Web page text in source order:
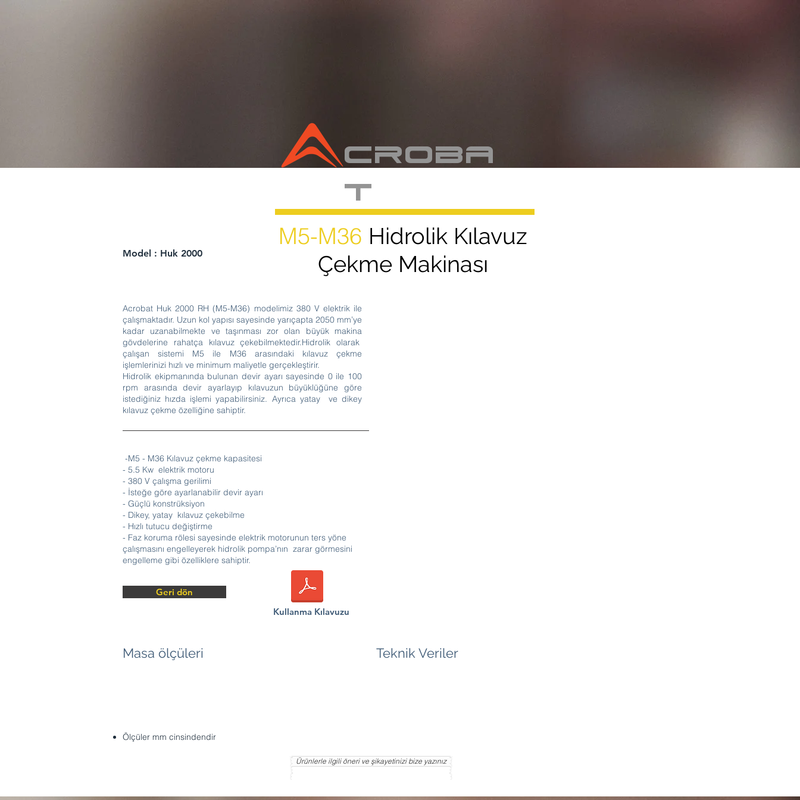
CROBA
T
M5-M36 Hidrolik Kılavuz
Çekme Makinası
Acrobat Huk 2000 RH (M5-M36) modelimiz 380 V elektrik ile
çalışmaktadır. Uzun kol yapısı sayesinde yarıçapta 2050 mm’ye
kadar uzanabilmekte ve taşınması zor olan büyük makina
gövdelerine rahatça kılavuz çekebilmektedir.Hidrolik olarak
çalışan sistemi M5 ile M36 arasındaki kılavuz çekme
işlemlerinizi hızlı ve minimum maliyetle gerçekleştirir.
Hidrolik ekipmanında bulunan devir ayarı sayesinde 0 ile 100
rpm arasında devir ayarlayıp kılavuzun büyüklüğüne göre
istediğiniz hızda işlemi yapabilirsiniz. Ayrıca yatay ve dikey
kılavuz çekme özelliğine sahiptir.
-M5 - M36 Kılavuz çekme kapasitesi
- 5.5 Kw elektrik motoru
- 380 V çalışma gerilimi
- İsteğe göre ayarlanabilir devir ayarı
- Güçlü konstrüksiyon
- Dikey, yatay kılavuz çekebilme
- Hızlı tutucu değiştirme
- Faz koruma rölesi sayesinde elektrik motorunun ters yöne
çalışmasını engelleyerek hidrolik pompa’nın zarar görmesini
engelleme gibi özelliklere sahiptir.
Geri dön
Kullanma Kılavuzu
Ölçüler mm cinsindendir
Ürünlerle ilgili öneri ve şikayetinizi bize yazınız
Masa ölçüleri Teknik Veriler
Model : Huk 2000